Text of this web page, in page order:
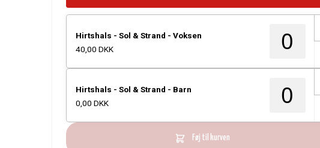
Hirtshals - Sol & Strand - Voksen
40,00 DKK
Hirtshals - Sol & Strand - Barn
0,00 DKK
Føj til kurven